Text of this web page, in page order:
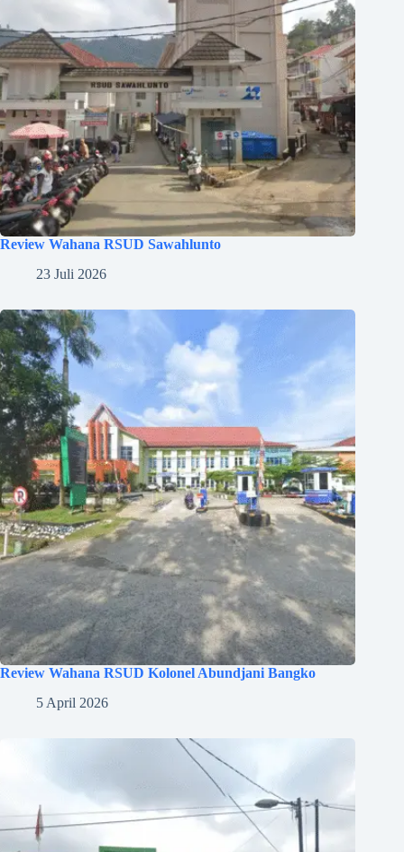
Review Wahana RSUD Sawahlunto
23 Juli 2026
Review Wahana RSUD Kolonel Abundjani Bangko
5 April 2026